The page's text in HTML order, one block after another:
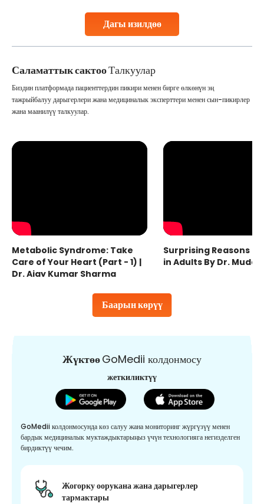
Дагы изилдөө
Саламаттык сактооТалкуулар
Баарын көрүү
Биздин платформада пациенттердин пикири менен бирге өлкөнүн эң
тажрыйбалуу дарыгерлери жана медициналык эксперттери менен сын-пикирлер
жана маанилүү талкуулар.
Metabolic Syndrome: Take
Care of Your Heart (Part - 1) |
Dr. Ajay Kumar Sharma
Surprising Reasons
in Adults By Dr.
ЖүктөөGoMedii колдонмосу
жеткиликтүү
GoMedii колдонмосунда көз салуу жана мониторинг жүргүзүү менен
бардык медициналык муктаждыктарыңыз үчүн технологияга негизделген
бирдиктүү чечим.
Жогорку оорукана жана дарыгерлер
тармактары